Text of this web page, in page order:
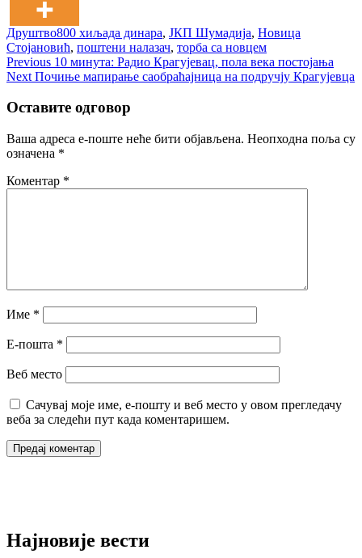
Друштво800 хиљада динара, ЈКП Шумадија, Новица
Стојановић, поштени налазач, торба са новцем
Кретање
чланка
Previous Previous
post:
10 минута: Радио Крагујевац, пола века постојања
Next Next
Почиње мапирање саобраћајница на подручју Крагујевца
Оставите одговор
Ваша адреса е-поште неће бити објављена. Неопходна поља су
означена *
Коментар *
Име *
Е-пошта *
Веб место
Сачувај моје име, е-пошту и веб место у овом прегледачу
веба за следећи пут када коментаришем.
Најновије вести